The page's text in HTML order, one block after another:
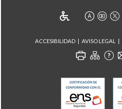
ACCESIBILIDAD AVISO LEGAL